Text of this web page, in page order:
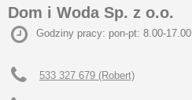
Dom i Woda Sp. z o.o.
Godziny pracy: pon-pt: 8.00-17.00
533 327 679 (Robert)